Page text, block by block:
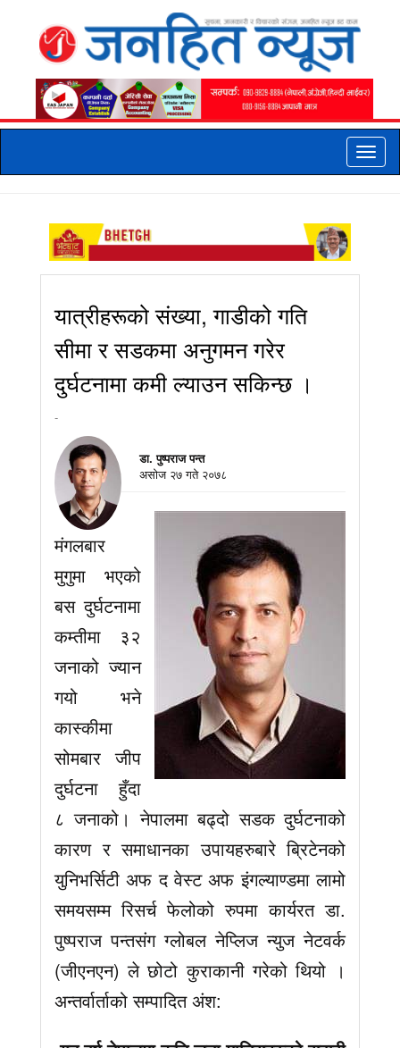
Toggle
यात्रीहरूको संख्या, गाडीको गति
सीमा र सडकमा अनुगमन गरेर
दुर्घटनामा कमी ल्याउन सकिन्छ ।
-
डा. पुष्पराज पन्त
असाेज २७ गते २०७८
मंगलबार
मुगुमा भएको
बस दुर्घटनामा
कम्तीमा ३२
जनाको ज्यान
गयो भने
कास्कीमा
सोमबार जीप
दुर्घटना हुँदा
८ जनाको। नेपालमा बढ्दो सडक दुर्घटनाको
कारण र समाधानका उपायहरुबारे ब्रिटेनको
युनिभर्सिटी अफ द वेस्ट अफ इंगल्याण्डमा लामो
समयसम्म रिसर्च फेलोको रुपमा कार्यरत डा.
पुष्पराज पन्तसंग ग्लोबल नेप्लिज न्युज नेटवर्क
(जीएनएन) ले छोटो कुराकानी गरेको थियो ।
अन्तर्वार्ताको सम्पादित अंश: